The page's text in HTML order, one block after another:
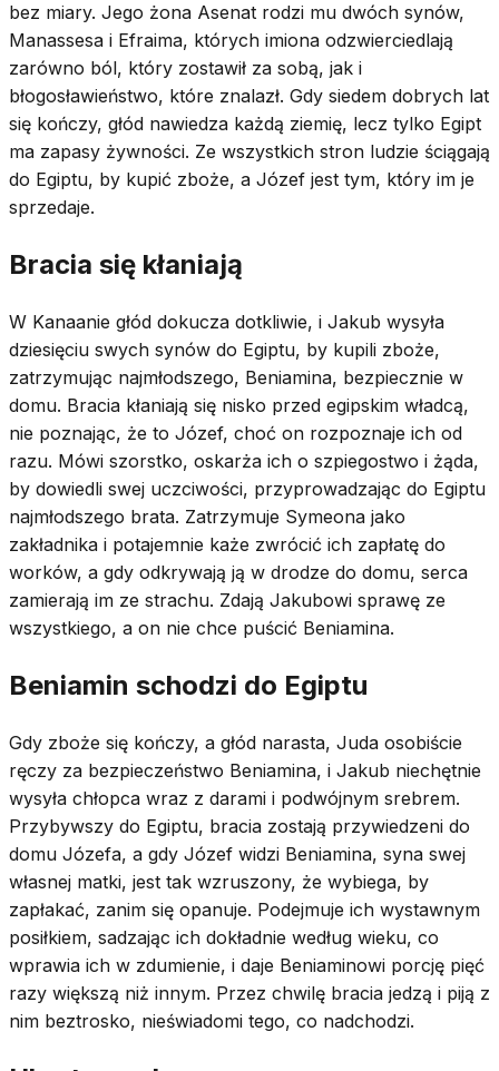
bez miary. Jego żona Asenat rodzi mu dwóch synów,
Manassesa i Efraima, których imiona odzwierciedlają
zarówno ból, który zostawił za sobą, jak i
błogosławieństwo, które znalazł. Gdy siedem dobrych lat
się kończy, głód nawiedza każdą ziemię, lecz tylko Egipt
ma zapasy żywności. Ze wszystkich stron ludzie ściągają
do Egiptu, by kupić zboże, a Józef jest tym, który im je
sprzedaje.
Bracia się kłaniają
W Kanaanie głód dokucza dotkliwie, i Jakub wysyła
dziesięciu swych synów do Egiptu, by kupili zboże,
zatrzymując najmłodszego, Beniamina, bezpiecznie w
domu. Bracia kłaniają się nisko przed egipskim władcą,
nie poznając, że to Józef, choć on rozpoznaje ich od
razu. Mówi szorstko, oskarża ich o szpiegostwo i żąda,
by dowiedli swej uczciwości, przyprowadzając do Egiptu
najmłodszego brata. Zatrzymuje Symeona jako
zakładnika i potajemnie każe zwrócić ich zapłatę do
worków, a gdy odkrywają ją w drodze do domu, serca
zamierają im ze strachu. Zdają Jakubowi sprawę ze
wszystkiego, a on nie chce puścić Beniamina.
Beniamin schodzi do Egiptu
Gdy zboże się kończy, a głód narasta, Juda osobiście
ręczy za bezpieczeństwo Beniamina, i Jakub niechętnie
wysyła chłopca wraz z darami i podwójnym srebrem.
Przybywszy do Egiptu, bracia zostają przywiedzeni do
domu Józefa, a gdy Józef widzi Beniamina, syna swej
własnej matki, jest tak wzruszony, że wybiega, by
zapłakać, zanim się opanuje. Podejmuje ich wystawnym
posiłkiem, sadzając ich dokładnie według wieku, co
wprawia ich w zdumienie, i daje Beniaminowi porcję pięć
razy większą niż innym. Przez chwilę bracia jedzą i piją z
nim beztrosko, nieświadomi tego, co nadchodzi.